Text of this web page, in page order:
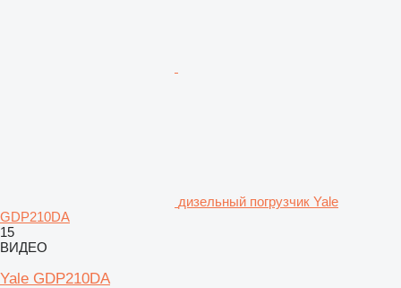
дизельный погрузчик Yale
GDP210DA
15
ВИДЕО
Yale GDP210DA